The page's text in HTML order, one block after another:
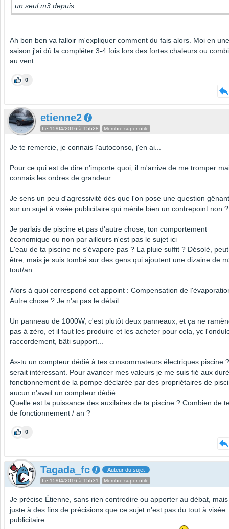
un seul m3 depuis.
Ah bon ben va falloir m'expliquer comment du fais alors. Moi en une
saison j'ai dû la compléter 3-4 fois lors des fortes chaleurs ou
au vent...
0
etienne2
Le 15/04/2016 à 15h28 Membre super utile
Je te remercie, je connais l'autoconso, j'en ai...
Pour ce qui est de dire n'importe quoi, il m'arrive de me tromper
connais les ordres de grandeur.
Je sens un peu d'agressivité dès que l'on pose une question
sur un sujet à visée publicitaire qui mérite bien un contrepoint non ?
Je parlais de piscine et pas d'autre chose, ton comportement
économique ou non par ailleurs n'est pas le sujet ici
L'eau de ta piscine ne s'évapore pas ? La pluie suffit ? Désolé,
être, mais je suis tombé sur des gens qui ajoutent une dizaine de
tout/an
Alors à quoi correspond cet appoint : Compensation de
Autre chose ? Je n'ai pas le détail.
Un panneau de 1000W, c'est plutôt deux panneaux, et ça ne
pas à zéro, et il faut les produire et les acheter pour cela, yc
raccordement, bâti support...
As-tu un compteur dédié à tes consommateurs électriques piscine
serait intéressant. Pour avancer mes valeurs je me suis fié aux
fonctionnement de la pompe déclarée par des propriétaires de
aucun n'avait un compteur dédié.
Quelle est la puissance des auxilaires de ta piscine ? Combien de
de fonctionnement / an ?
0
Tagada_fc Auteur du sujet
Le 15/04/2016 à 15h31 Membre super utile
Je précise Étienne, sans rien contredire ou apporter au débat, mais
juste à des fins de précisions que ce sujet n'est pas du tout à visée
publicitaire.